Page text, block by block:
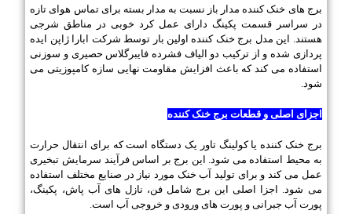
برج های خنک کننده مدار باز نسبت به مدار بسته برای تماس هوای تازه
در سراسر قسمت پکینگ دارای عمل کرد خوبی در مناطق شرجی
هستند. این مدل برج خنک کننده اولین بار توسط شرکت ابارا ژاپن ایده
پردازی شده و از ترکیب دو الیاف فشرده فایبرگلاس حصیری و سوزنی
استفاده می کند که باعث افزایش مقاومت نهایی سازه کامپوزیتی می
شود.
اجزای اصلی و قطعات برج خنک کننده
برج خنک کننده یا کولینگ تاور یک دستگاه است که برای انتقال حرارت
به محیط استفاده می شود. این برج بر اساس فرآیند سرمایش تبخیری
عمل می کند و برای تولید آب خنک مورد نیاز در صنایع مختلف استفاده
می شود. اجزا اصلی این برج شامل فن، نازل های آب پاش، پکینگ،
پورت آب جبرانی و پورت های ورودی و خروجی آب است.